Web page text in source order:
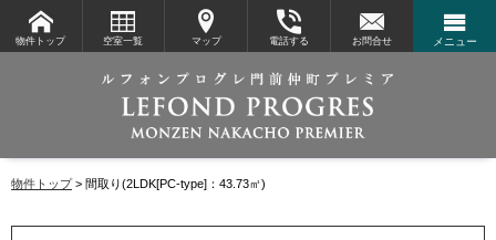
物件トップ 空室一覧 マップ 電話する お問合せ メニュー
物件トップ 間取り(2LDK[PC-type]：43.73㎡)